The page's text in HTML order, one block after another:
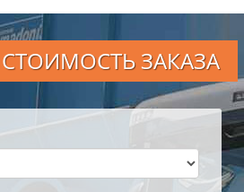
СТОИМОСТЬ ЗАКАЗА